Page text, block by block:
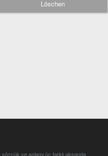
Löschen
ve anlamı üç farklı aksanda